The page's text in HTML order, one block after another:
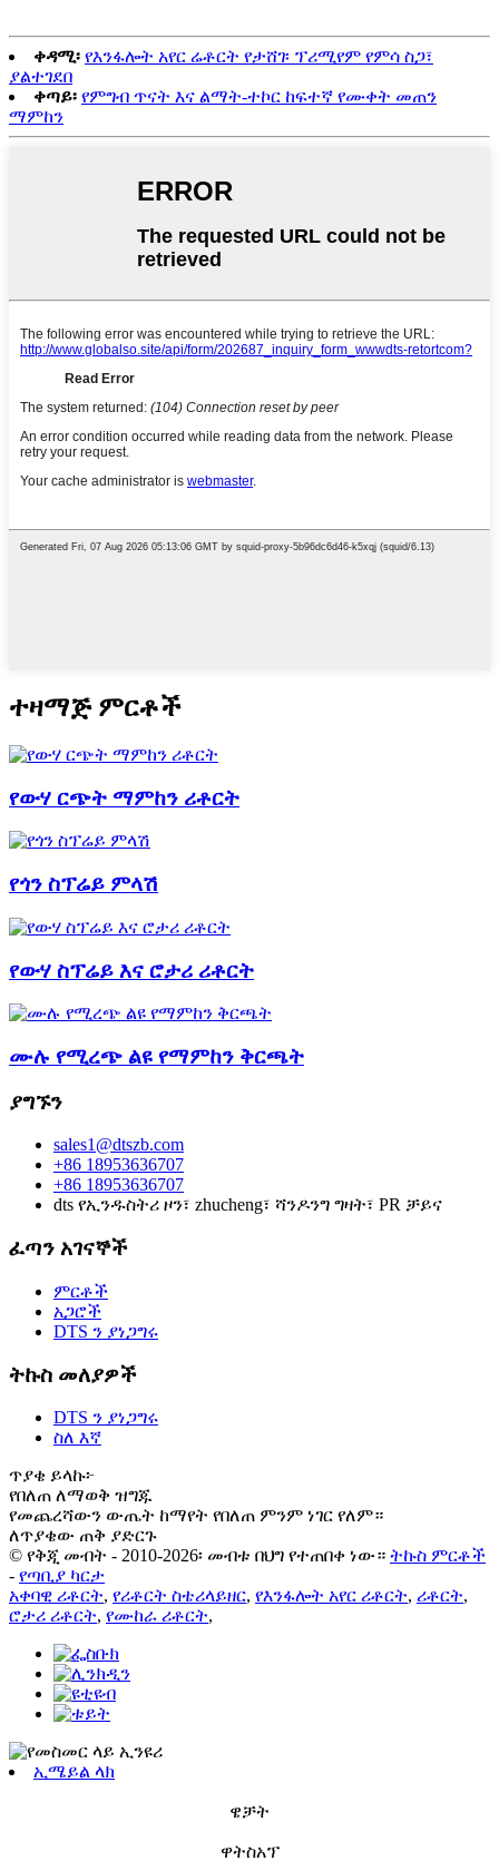
ቀዳሚ፡ የእንፋሎት አየር ሬቶርት የታሸገ፡ ፕሪሚየም የምሳ ስጋ፣
ያልተገደበ
ቀጣይ፡ የምግብ ጥናት እና ልማት-ተኮር ከፍተኛ የሙቀት መጠን
ማምከን
ተዛማጅ ምርቶች
የውሃ ርጭት ማምከን ሪቶርት
የጎን ስፕሬይ ምላሽ
የውሃ ስፕሬይ እና ሮታሪ ሪቶርት
ሙሉ የሚረጭ ልዩ የማምከን ቅርጫት
ያግኙን
sales1@dtszb.com
+86 18953636707
+86 18953636707
dts የኢንዱስትሪ ዞን፣ zhucheng፣ ሻንዶንግ ግዛት፣ PR ቻይና
ፈጣን አገናኞች
ምርቶች
አጋሮች
DTS ን ያነጋግሩ
ትኩስ መለያዎች
DTS ን ያነጋግሩ
ስለ እኛ
ጥያቄ ይላኩ፦
የበለጠ ለማወቅ ዝግጁ
የመጨረሻውን ውጤት ከማየት የበለጠ ምንም ነገር የለም።
ለጥያቄው ጠቅ ያድርጉ
© የቅጂ መብት - 2010-2026፡ መብቱ በህግ የተጠበቀ ነው። ትኩስ ምርቶች
- የጣቢያ ካርታ
አቀባዊ ሪቶርት, የሪቶርት ስቴሪላይዘር, የእንፋሎት አየር ሪቶርት, ሪቶርት,
ሮታሪ ሪቶርት, የሙከራ ሪቶርት,
ኢሜይል ላክ
ዌቻት
ዋትስአፕ